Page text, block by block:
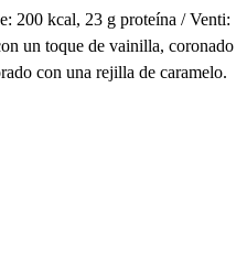
200 kcal, 23 g proteína / Venti:
un toque de vainilla, coronado
con una rejilla de caramelo.